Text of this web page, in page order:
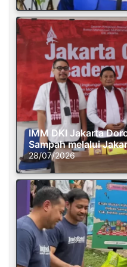
IMM DKI Jakarta
Sampah melalui
28/07/2026